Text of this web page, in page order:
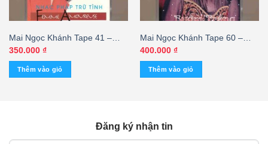
Mai Ngọc Khánh Tape 41 –
Nhạc Pháp Trữ Tình – The
Best Of Thanh Lan Hải Ngoại
(KGTUS)
350.000 ₫
Thêm vào giỏ
Mai Ngọc Khánh Tape 60 –
Bướm Trắng – Kim Anh (Băng
Trong) KGTUS
400.000 ₫
Thêm vào giỏ
Đăng ký nhận tin